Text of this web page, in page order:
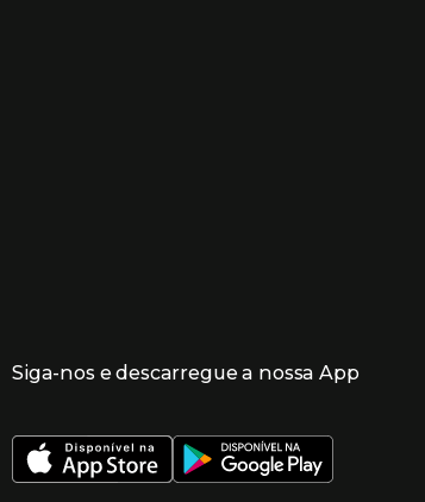
Siga-nos e descarregue a nossa App